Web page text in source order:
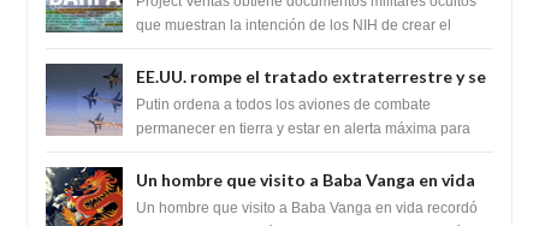
SARS-CoV-2, utilizando la investigación de
que muestran la intención de los NIH de crear el
EE.UU. rompe el tratado extraterrestre y se
prepara para destruir el misterioso satélite
"Caballero Negro"
Putin ordena a todos los aviones de combate
permanecer en tierra y estar en alerta máxima para
Un hombre que visito a Baba Vanga en vida
recordó la terrible predicción de la vidente
Un hombre que visito a Baba Vanga en vida recordó